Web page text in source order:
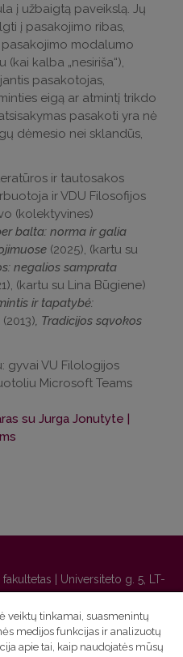
į užbaigtą paveikslą. Jų
į pasakojimo ribas,
modalumo
(kai kalba „nesiriša“),
pasakotojas,
eigą ar atmintį trikdo
pasakoti yra nė
dėmesio nei sklandūs,
ir tautosakos
ir VDU Filosofijos
(kolektyvines)
balta: norma ir galia
(2025), (kartu su
negalios samprata
(kartu su Lina Būgiene)
ir tapatybė:
(2013), Tradicijos sąvokos
gyvai VU Filologijos
Microsoft Teams
su Jurga Jonutyte |
| Universiteto g. 5, LT-
klausimai) tel. (0 5) 268
veiktų tinkamai, suasmenintų
medijos funkcijas ir analizuotų
apie tai, kaip naudojatės mūsų